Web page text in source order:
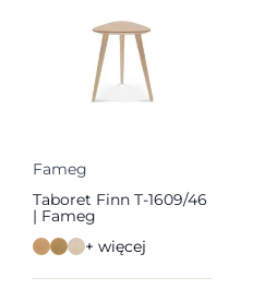
Fameg
Taboret Finn T-1609/46
| Fameg
+ więcej